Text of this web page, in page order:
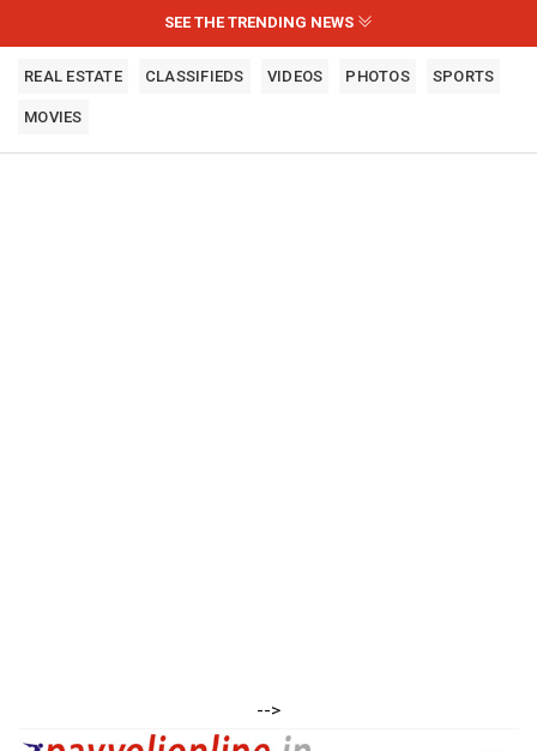
SEE THE TRENDING NEWS
REAL ESTATE CLASSIFIEDS VIDEOS PHOTOS SPORTS
MOVIES
-->